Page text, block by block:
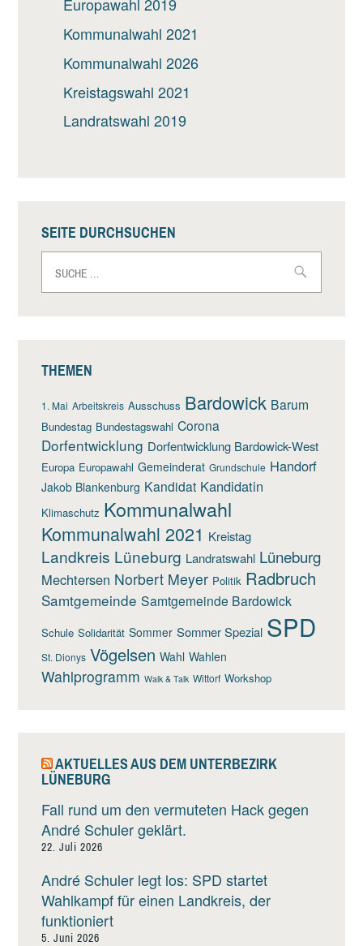
Kommunalwahl 2021
Kommunalwahl 2026
Kreistagswahl 2021
Landratswahl 2019
SEITE DURCHSUCHEN
nach:
THEMEN
1. Mai Arbeitskreis Ausschuss Bardowick Barum
Bundestag Bundestagswahl Corona
Dorfentwicklung Dorfentwicklung Bardowick-West
Europa Europawahl Gemeinderat Grundschule Handorf
Jakob Blankenburg Kandidat Kandidatin
Klimaschutz Kommunalwahl
Kommunalwahl 2021 Kreistag
Landkreis Lüneburg Landratswahl Lüneburg
Mechtersen Norbert Meyer Politik Radbruch
Samtgemeinde Samtgemeinde Bardowick
Schule Solidarität Sommer Sommer Spezial SPD
St. Dionys Vögelsen Wahl Wahlen
Wahlprogramm Walk & Talk Wittorf Workshop
AKTUELLES AUS DEM UNTERBEZIRK
LÜNEBURG
Fall rund um den vermuteten Hack gegen
André Schuler geklärt.
22. Juli 2026
André Schuler legt los: SPD startet
Wahlkampf für einen Landkreis, der
funktioniert
5. Juni 2026